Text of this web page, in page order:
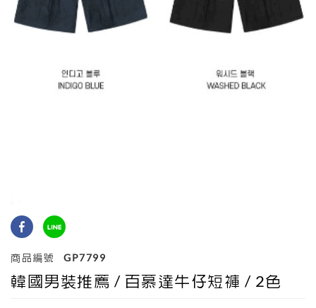
商品編號 GP7799
韓國男裝推薦 / 百慕達牛仔短褲 / 2色